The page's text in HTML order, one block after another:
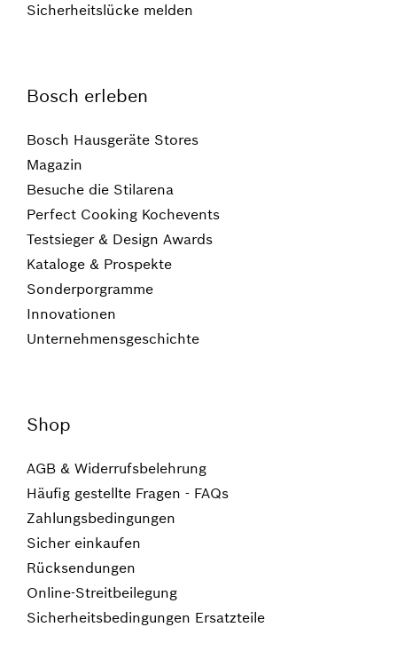
Sicherheitslücke melden
Bosch erleben
Bosch Hausgeräte Stores
Magazin
Besuche die Stilarena
Perfect Cooking Kochevents
Testsieger & Design Awards
Kataloge & Prospekte
Sonderporgramme
Innovationen
Unternehmensgeschichte
Shop
AGB & Widerrufsbelehrung
Häufig gestellte Fragen - FAQs
Zahlungsbedingungen
Sicher einkaufen
Rücksendungen
Online-Streitbeilegung
Sicherheitsbedingungen Ersatzteile